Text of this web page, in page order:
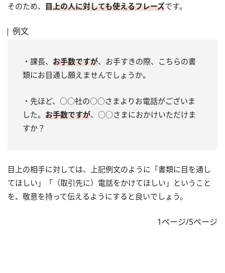
そのため、 目上の人に対しても使えるフレーズです。
例文
・課長、 お手数ですが、お手すきの際、こちらの書
類にお目通し願えませんでしょうか。
・先ほど、○○社の○○さまよりお電話がございま
した。 お手数ですが、○○さまにおかけいただけま
すか？
目上の相手に対しては、上記例文のように「書類に目を通し
てほしい」「（取引先に）電話をかけてほしい」ということ
を、敬意を持って伝えるようにすると良いでしょう。
1ページ/5ページ